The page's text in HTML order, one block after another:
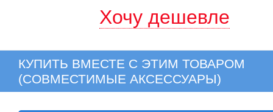
Хочу дешевле
КУПИТЬ ВМЕСТЕ С ЭТИМ ТОВАРОМ
(СОВМЕСТИМЫЕ АКСЕССУАРЫ)